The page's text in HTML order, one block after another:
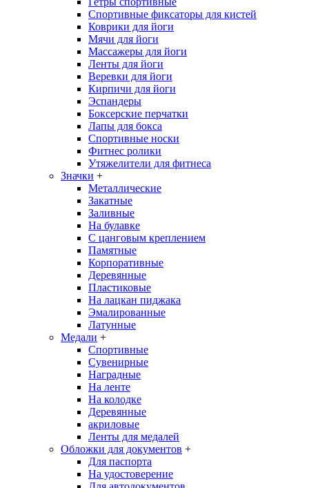
Спортивные фиксаторы для кистей
Коврики для йоги
Мячи для йоги
Массажеры для йоги
Ленты для йоги
Веревки для йоги
Кирпичи для йоги
Эспандеры
Боксерские перчатки
Лапы для бокса
Спортивные носки
Фитнес ролики
Утяжелители для фитнеса
Значки +
Металлические
Закатные
Заливные
На булавке
С цанговым креплением
Памятные
Корпоративные
Деревянные
Пластиковые
На лацкан пиджака
Эмалированные
Латунные
Медали +
Спортивные
Сувенирные
Наградные
На ленте
На колодке
Деревянные
акриловые
Ленты для медалей
Обложки для документов +
Для паспорта
На удостоверение